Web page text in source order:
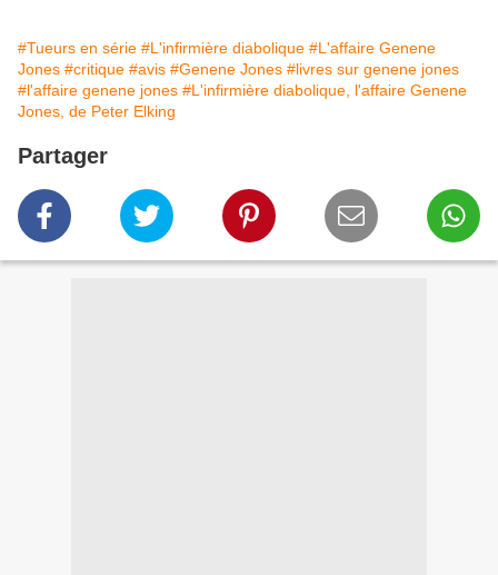
#Tueurs en série #L'infirmière diabolique #L'affaire Genene
Jones #critique #avis #Genene Jones #livres sur genene jones
#l'affaire genene jones #L'infirmière diabolique, l'affaire Genene
Jones, de Peter Elking
Partager